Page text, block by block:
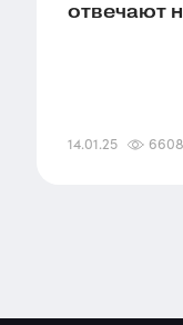
отвечают
14.01.25